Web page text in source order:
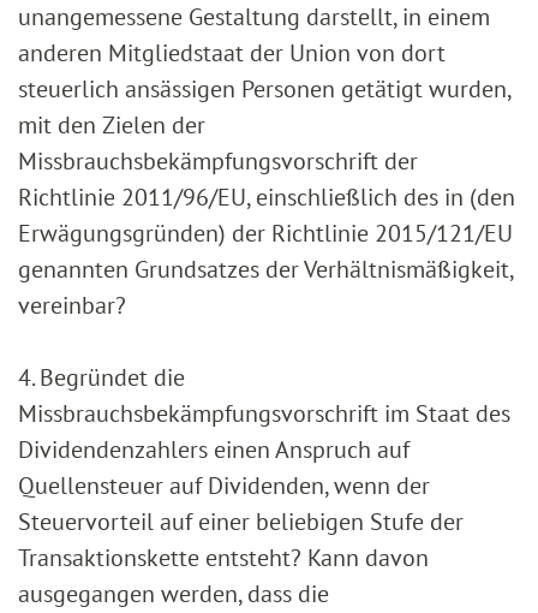
unangemessene Gestaltung darstellt, in einem
anderen Mitgliedstaat der Union von dort
steuerlich ansässigen Personen getätigt wurden,
mit den Zielen der
Missbrauchsbekämpfungsvorschrift der
Richtlinie 2011/96/EU, einschließlich des in (den
Erwägungsgründen) der Richtlinie 2015/121/EU
genannten Grundsatzes der Verhältnismäßigkeit,
vereinbar?
4. Begründet die
Missbrauchsbekämpfungsvorschrift im Staat des
Dividendenzahlers einen Anspruch auf
Quellensteuer auf Dividenden, wenn der
Steuervorteil auf einer beliebigen Stufe der
Transaktionskette entsteht? Kann davon
ausgegangen werden, dass die